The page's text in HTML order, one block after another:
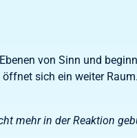
von Sinn und
sich ein weiter Raum.
mehr in der Reaktion